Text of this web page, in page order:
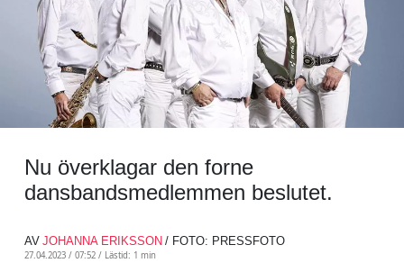
Nu överklagar den forne
dansbandsmedlemmen beslutet.
AV JOHANNA ERIKSSON / FOTO: PRESSFOTO
27.04.2023 / 07:52 / Lästid: 1 min